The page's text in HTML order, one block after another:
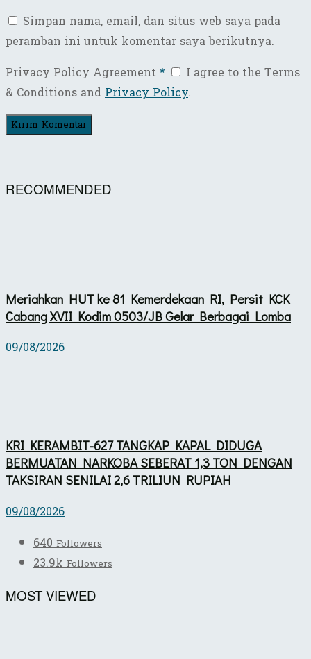
Simpan nama, email, dan situs web saya pada
peramban ini untuk komentar saya berikutnya.
Privacy Policy Agreement*
I agree to the Terms
& Conditions andPrivacy Policy.
RECOMMENDED
Meriahkan HUT ke 81 Kemerdekaan RI, Persit KCK
Cabang XVII Kodim 0503/JB Gelar Berbagai Lomba
09/08/2026
KRI KERAMBIT-627 TANGKAP KAPAL DIDUGA
BERMUATAN NARKOBA SEBERAT 1,3 TON DENGAN
TAKSIRAN SENILAI 2,6 TRILIUN RUPIAH
09/08/2026
640 Followers
23.9k Followers
MOST VIEWED